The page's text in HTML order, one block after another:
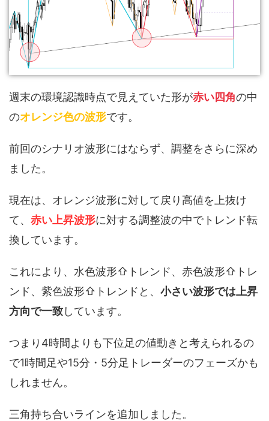
週末の環境認識時点で見えていた形が赤い四角の中
のオレンジ色の波形です。
前回のシナリオ波形にはならず、調整をさらに深め
ました。
現在は、オレンジ波形に対して戻り高値を上抜け
て、 赤い上昇波形に対する調整波の中でトレンド転
換しています。
これにより、水色波形⇧トレンド、赤色波形⇧トレ
ンド、紫色波形⇧トレンドと、 小さい波形では上昇
方向で一致しています。
つまり4時間よりも下位足の値動きと考えられるの
で1時間足や15分・5分足トレーダーのフェーズかも
しれません。
三角持ち合いラインを追加しました。